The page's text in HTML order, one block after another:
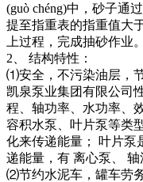
(guò chéng)中，砂子通
提至指重表的指重值大
上过程，完成抽砂作业。
2、 结构特性：
⑴安全，不污染油层，
凯泉泵业集团有限公司
程、轴功率、水功率、
容积水泵、叶片泵等类
化来传递能量； 叶片泵
递能量，有 离心泵、 轴
⑵节约水泥车，罐车劳